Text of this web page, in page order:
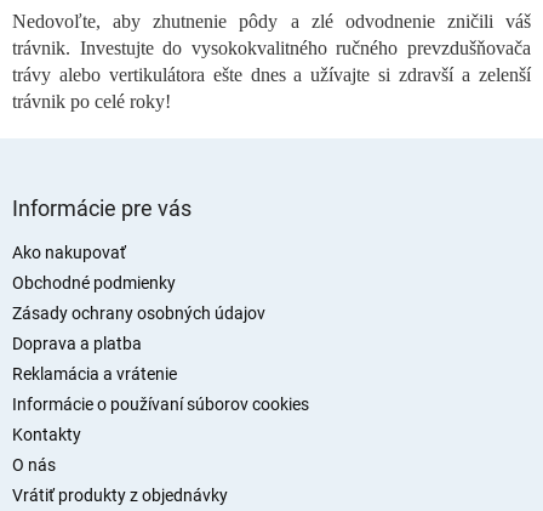
v
k
y
Nedovoľte, aby zhutnenie pôdy a zlé odvodnenie zničili váš
trávnik. Investujte do vysokokvalitného ručného prevzdušňovača
trávy alebo vertikulátora ešte dnes a užívajte si zdravší a zelenší
trávnik po celé roky!
Informácie pre vás
Ako nakupovať
Obchodné podmienky
Zásady ochrany osobných údajov
Doprava a platba
Reklamácia a vrátenie
Informácie o používaní súborov cookies
Kontakty
O nás
Vrátiť produkty z objednávky